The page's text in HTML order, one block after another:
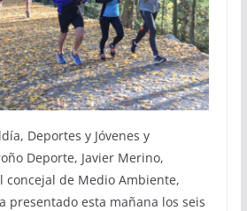
Deportes y Jóvenes y
Deporte, Javier Merino,
concejal de Medio Ambiente,
presentado esta mañana los seis